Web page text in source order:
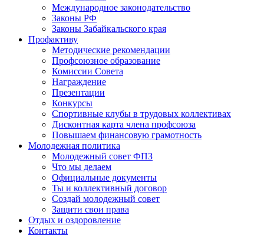
Международное законодательство
Законы РФ
Законы Забайкальского края
Профактиву
Методические рекомендации
Профсоюзное образование
Комиссии Совета
Награждение
Презентации
Конкурсы
Спортивные клубы в трудовых коллективах
Дисконтная карта члена профсоюза
Повышаем финансовую грамотность
Молодежная политика
Молодежный совет ФПЗ
Что мы делаем
Официальные документы
Ты и коллективный договор
Создай молодежный совет
Защити свои права
Отдых и оздоровление
Контакты